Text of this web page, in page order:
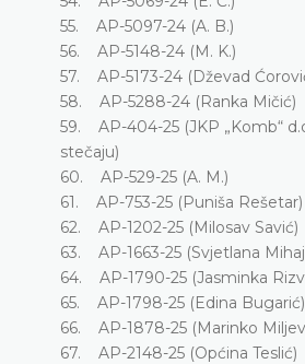
55. AP-5097-24 (A. B.)
56. AP-5148-24 (M. K.)
57. AP-5173-24 (Dževad
58. AP-5288-24 (Ranka
59. AP-404-25 (JKP „Komb“
stečaju)
60. AP-529-25 (A. M.)
61. AP-753-25 (Puniša
62. AP-1202-25 (Milosav
63. AP-1663-25 (Svjetlana
64. AP-1790-25 (Jasminka
65. AP-1798-25 (Edina
66. AP-1878-25 (Marinko
67. AP-2148-25 (Općina